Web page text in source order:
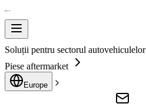
Soluții pentru sectorul autovehiculelor
Piese aftermarket
Europe